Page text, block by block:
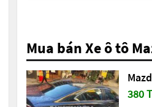
Mua bán Xe ô tô
380